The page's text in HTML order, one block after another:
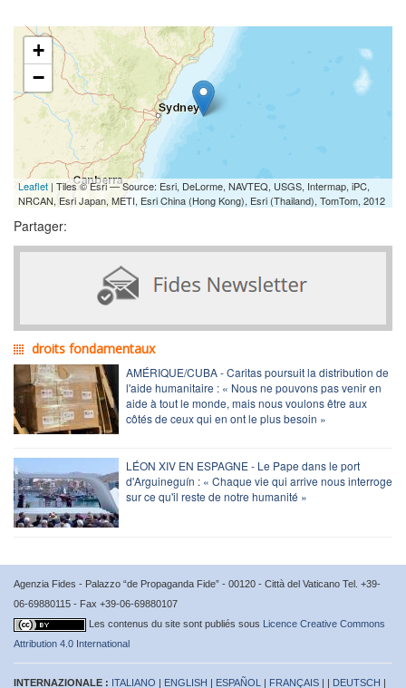
+
−
Leaflet | Tiles © Esri — Source: Esri, DeLorme, NAVTEQ, USGS, Intermap, iPC,
NRCAN, Esri Japan, METI, Esri China (Hong Kong), Esri (Thailand), TomTom, 2012
Partager:
droits fondamentaux
AMÉRIQUE/CUBA - Caritas poursuit la distribution de
l'aide humanitaire : « Nous ne pouvons pas venir en
aide à tout le monde, mais nous voulons être aux
côtés de ceux qui en ont le plus besoin »
LÉON XIV EN ESPAGNE - Le Pape dans le port
d'Arguineguín : « Chaque vie qui arrive nous interroge
sur ce qu'il reste de notre humanité »
Agenzia Fides - Palazzo “de Propaganda Fide” - 00120 - Città del Vaticano Tel. +39-
06-69880115 - Fax +39-06-69880107
Les contenus du site sont publiés sous Licence Creative Commons
Attribution 4.0 International
INTERNAZIONALE : ITALIANO | ENGLISH | ESPAÑOL | FRANÇAIS | | DEUTSCH |